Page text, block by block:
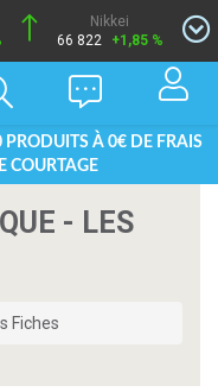
Nikkei
66 822
+1,85 %
PRODUITS À 0€ DE FRAIS
COURTAGE
- LES
Fiches